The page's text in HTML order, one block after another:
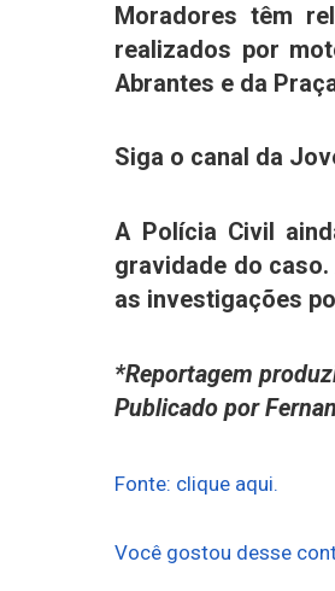
Moradores têm
realizados por
Abrantes e da
Siga o canal da
A Polícia Civil
gravidade do
as investigações
*Reportagem
Publicado por
Fonte: clique aqui.
Você gostou desse